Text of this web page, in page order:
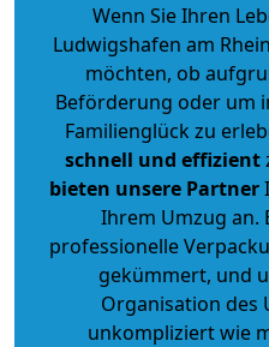
Wenn Sie Ihren
Ludwigshafen am
möchten, ob
Beförderung oder um
Familienglück zu
schnell und effizient
bieten unsere Partner
Ihrem Umzug an.
professionelle
gekümmert, und
Organisation des
unkompliziert wie